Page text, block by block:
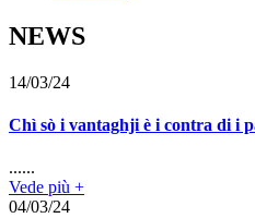
NEWS
14/03/24
Chì sò i vantaghji è i contra di i
......
Vede più +
04/03/24